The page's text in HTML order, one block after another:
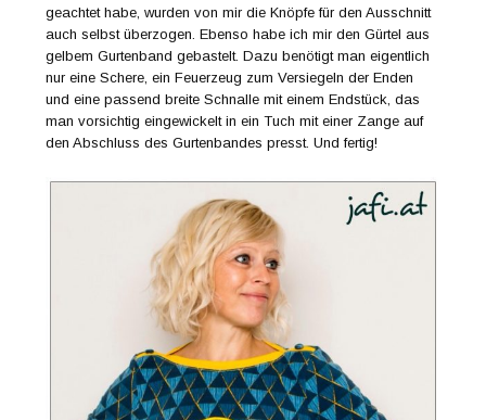
geachtet habe, wurden von mir die Knöpfe für den Ausschnitt
auch selbst überzogen. Ebenso habe ich mir den Gürtel aus
gelbem Gurtenband gebastelt. Dazu benötigt man eigentlich
nur eine Schere, ein Feuerzeug zum Versiegeln der Enden
und eine passend breite Schnalle mit einem Endstück, das
man vorsichtig eingewickelt in ein Tuch mit einer Zange auf
den Abschluss des Gurtenbandes presst. Und fertig!